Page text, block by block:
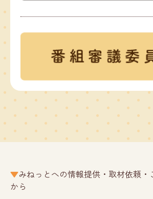
みねっとへの情報提供・取材依頼・
から